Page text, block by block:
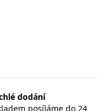
dodání
posíláme do 24